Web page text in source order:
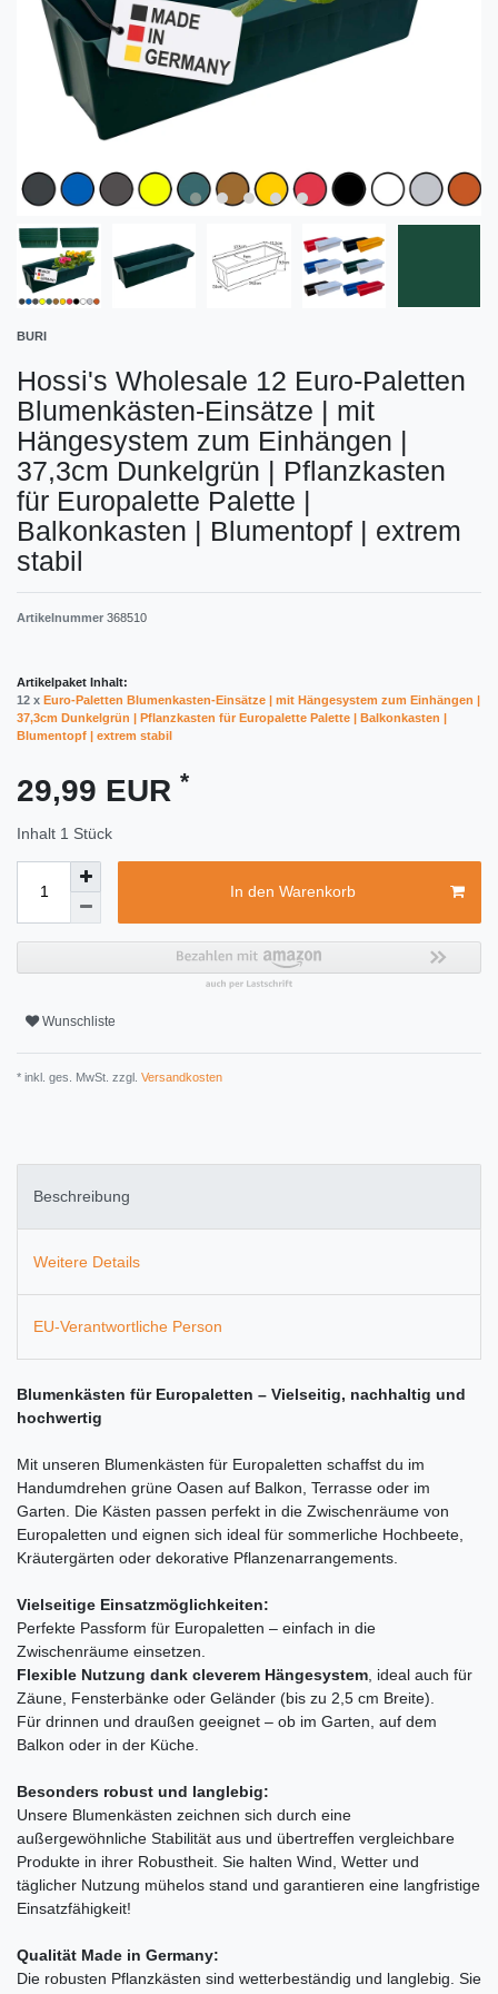
BURI
Hossi's Wholesale 12 Euro-Paletten
Blumenkästen-Einsätze | mit
Hängesystem zum Einhängen |
37,3cm Dunkelgrün | Pflanzkasten
für Europalette Palette |
Balkonkasten | Blumentopf | extrem
stabil
Artikelnummer 368510
Artikelpaket Inhalt:
12 x Euro-Paletten Blumenkasten-Einsätze | mit Hängesystem zum Einhängen |
37,3cm Dunkelgrün | Pflanzkasten für Europalette Palette | Balkonkasten |
Blumentopf | extrem stabil
29,99 EUR *
Inhalt 1 Stück
In den Warenkorb
Wunschliste
* inkl. ges. MwSt. zzgl. Versandkosten
Beschreibung
Weitere Details
EU-Verantwortliche Person
Blumenkästen für Europaletten – Vielseitig, nachhaltig und
hochwertig
Mit unseren Blumenkästen für Europaletten schaffst du im
Handumdrehen grüne Oasen auf Balkon, Terrasse oder im
Garten. Die Kästen passen perfekt in die Zwischenräume von
Europaletten und eignen sich ideal für sommerliche Hochbeete,
Kräutergärten oder dekorative Pflanzenarrangements.
Vielseitige Einsatzmöglichkeiten:
Perfekte Passform für Europaletten – einfach in die
Zwischenräume einsetzen.
Flexible Nutzung dank cleverem Hängesystem , ideal auch für
Zäune, Fensterbänke oder Geländer (bis zu 2,5 cm Breite).
Für drinnen und draußen geeignet – ob im Garten, auf dem
Balkon oder in der Küche.
Besonders robust und langlebig:
Unsere Blumenkästen zeichnen sich durch eine
außergewöhnliche Stabilität aus und übertreffen vergleichbare
Produkte in ihrer Robustheit. Sie halten Wind, Wetter und
täglicher Nutzung mühelos stand und garantieren eine langfristige
Einsatzfähigkeit!
Qualität Made in Germany:
Die robusten Pflanzkästen sind wetterbeständig und langlebig. Sie